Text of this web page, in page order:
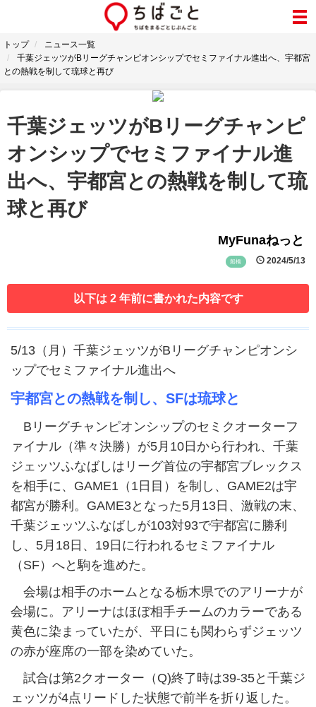
トップ
ニュース一覧
千葉ジェッツがBリーグチャンピオンシップでセミファイナル進出へ、宇都宮
との熱戦を制して琉球と再び
千葉ジェッツがBリーグチャンピ
オンシップでセミファイナル進
出へ、宇都宮との熱戦を制して琉
球と再び
MyFunaねっと
船橋 2024/5/13
以下は 2 年前に書かれた内容です
5/13（月）千葉ジェッツがBリーグチャンピオンシ
ップでセミファイナル進出へ
宇都宮との熱戦を制し、SFは琉球と
Bリーグチャンピオンシップのセミクオーターフ
ァイナル（準々決勝）が5月10日から行われ、千葉
ジェッツふなばしはリーグ首位の宇都宮ブレックス
を相手に、GAME1（1日目）を制し、GAME2は宇
都宮が勝利。GAME3となった5月13日、激戦の末、
千葉ジェッツふなばしが103対93で宇都宮に勝利
し、5月18日、19日に行われるセミファイナル
（SF）へと駒を進めた。
会場は相手のホームとなる栃木県でのアリーナが
会場に。アリーナはほぼ相手チームのカラーである
黄色に染まっていたが、平日にも関わらずジェッツ
の赤が座席の一部を染めていた。
試合は第2クオーター（Q)終了時は39-35と千葉ジ
ェッツが4点リードした状態で前半を折り返した。